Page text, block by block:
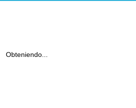
Obteniendo...